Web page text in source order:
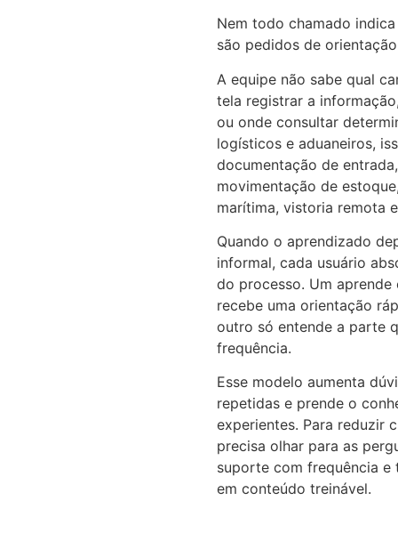
Nem todo chamado
são pedidos de
A equipe não sabe qual
tela registrar a
ou onde consultar
logísticos e aduaneiros,
documentação de
movimentação de
marítima, vistoria remota
Quando o aprendizado
informal, cada usuário
do processo. Um
recebe uma orientação
outro só entende a parte
frequência.
Esse modelo aumenta
repetidas e prende o
experientes. Para reduzir
precisa olhar para as
suporte com frequência e
em conteúdo treinável.